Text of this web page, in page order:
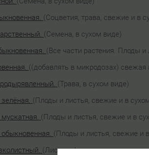
(Соцветия, трава, свежие и в
(Семена, в сухом виде)
(Все части растения. Плоды
((добавлять в микродозах) свежая
(Трава, в сухом виде)
(Плоды и листья, свежие и в
(Плоды и листья, свежие и в
(Плоды и листья, свежие и
(Листья, ферментированные и